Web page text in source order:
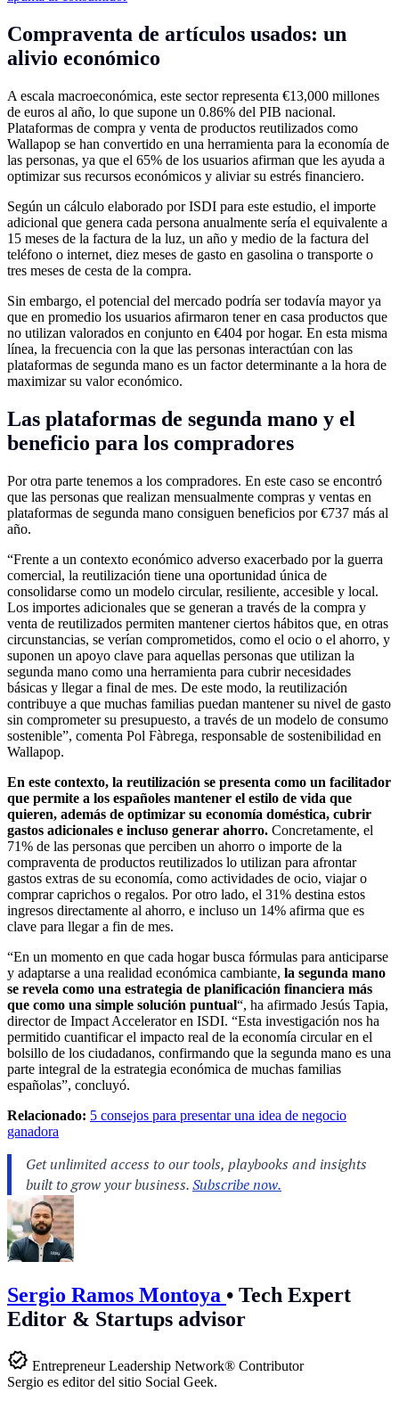
Compraventa de artículos usados: un
alivio económico
A escala macroeconómica, este sector representa €13,000 millones
de euros al año, lo que supone un 0.86% del PIB nacional.
Plataformas de compra y venta de productos reutilizados como
Wallapop se han convertido en una herramienta para la economía de
las personas, ya que el 65% de los usuarios afirman que les ayuda a
optimizar sus recursos económicos y aliviar su estrés financiero.
Según un cálculo elaborado por ISDI para este estudio, el importe
adicional que genera cada persona anualmente sería el equivalente a
15 meses de la factura de la luz, un año y medio de la factura del
teléfono o internet, diez meses de gasto en gasolina o transporte o
tres meses de cesta de la compra.
Sin embargo, el potencial del mercado podría ser todavía mayor ya
que en promedio los usuarios afirmaron tener en casa productos que
no utilizan valorados en conjunto en €404 por hogar. En esta misma
línea, la frecuencia con la que las personas interactúan con las
plataformas de segunda mano es un factor determinante a la hora de
maximizar su valor económico.
Las plataformas de segunda mano y el
beneficio para los compradores
Por otra parte tenemos a los compradores. En este caso se encontró
que las personas que realizan mensualmente compras y ventas en
plataformas de segunda mano consiguen beneficios por €737 más al
año.
“Frente a un contexto económico adverso exacerbado por la guerra
comercial, la reutilización tiene una oportunidad única de
consolidarse como un modelo circular, resiliente, accesible y local.
Los importes adicionales que se generan a través de la compra y
venta de reutilizados permiten mantener ciertos hábitos que, en otras
circunstancias, se verían comprometidos, como el ocio o el ahorro, y
suponen un apoyo clave para aquellas personas que utilizan la
segunda mano como una herramienta para cubrir necesidades
básicas y llegar a final de mes. De este modo, la reutilización
contribuye a que muchas familias puedan mantener su nivel de gasto
sin comprometer su presupuesto, a través de un modelo de consumo
sostenible”, comenta Pol Fàbrega, responsable de sostenibilidad en
Wallapop.
En este contexto, la reutilización se presenta como un facilitador
que permite a los españoles mantener el estilo de vida que
quieren, además de optimizar su economía doméstica, cubrir
gastos adicionales e incluso generar ahorro. Concretamente, el
71% de las personas que perciben un ahorro o importe de la
compraventa de productos reutilizados lo utilizan para afrontar
gastos extras de su economía, como actividades de ocio, viajar o
comprar caprichos o regalos. Por otro lado, el 31% destina estos
ingresos directamente al ahorro, e incluso un 14% afirma que es
clave para llegar a fin de mes.
“En un momento en que cada hogar busca fórmulas para anticiparse
y adaptarse a una realidad económica cambiante, la segunda mano
se revela como una estrategia de planificación financiera más
que como una simple solución puntual“, ha afirmado Jesús Tapia,
director de Impact Accelerator en ISDI. “Esta investigación nos ha
permitido cuantificar el impacto real de la economía circular en el
bolsillo de los ciudadanos, confirmando que la segunda mano es una
parte integral de la estrategia económica de muchas familias
españolas”, concluyó.
Relacionado: 5 consejos para presentar una idea de negocio
ganadora
Sergio Ramos Montoya • Tech Expert
Editor & Startups advisor
Entrepreneur Leadership Network® Contributor
Sergio es editor del sitio Social Geek.